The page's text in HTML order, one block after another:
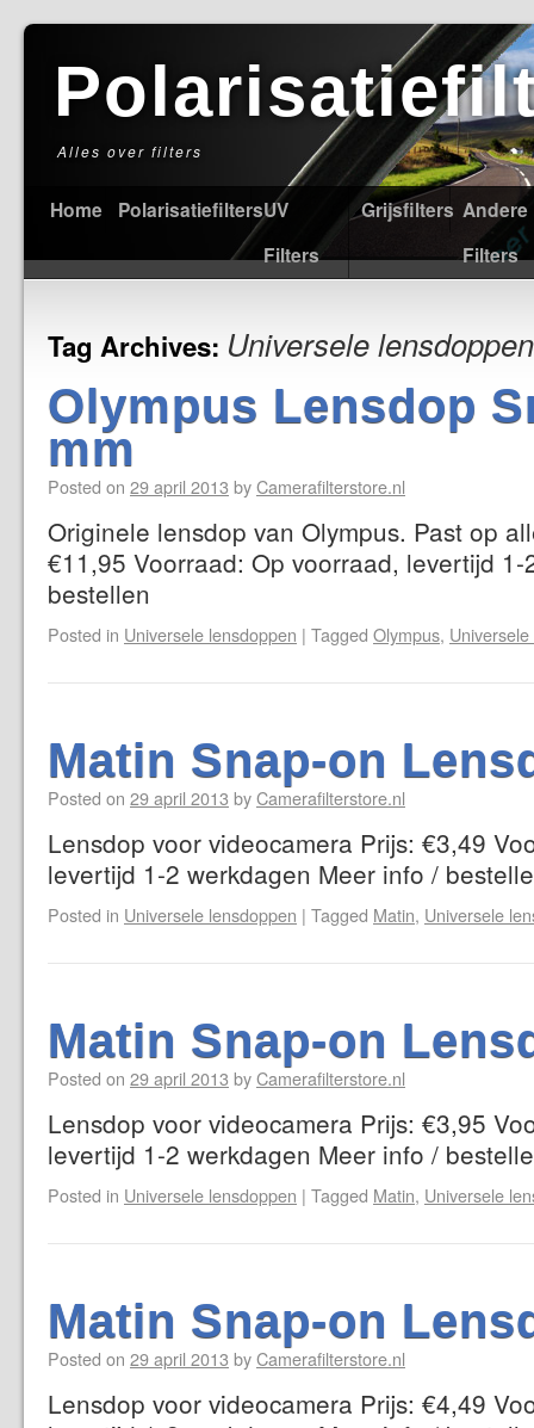
Alles over filters
Home PolarisatiefiltersUV
Filters
Grijsfilters Andere
Filters
Tag Archives: Universele lensdoppen
Olympus Lensdop
mm
Posted on 29 april 2013 byCamerafilterstore.nl
Originele lensdop van Olympus. Past op
€11,95 Voorraad: Op voorraad, levertijd
bestellen
Posted in Universele lensdoppen | Tagged Olympus,
Matin Snap-on
Posted on 29 april 2013 byCamerafilterstore.nl
Lensdop voor videocamera Prijs: €3,49
levertijd 1-2 werkdagen Meer info /
Posted in Universele lensdoppen | Tagged Matin, Universele
Matin Snap-on
Posted on 29 april 2013 byCamerafilterstore.nl
Lensdop voor videocamera Prijs: €3,95
levertijd 1-2 werkdagen Meer info /
Posted in Universele lensdoppen | Tagged Matin, Universele
Matin Snap-on
Posted on 29 april 2013 byCamerafilterstore.nl
Lensdop voor videocamera Prijs: €4,49